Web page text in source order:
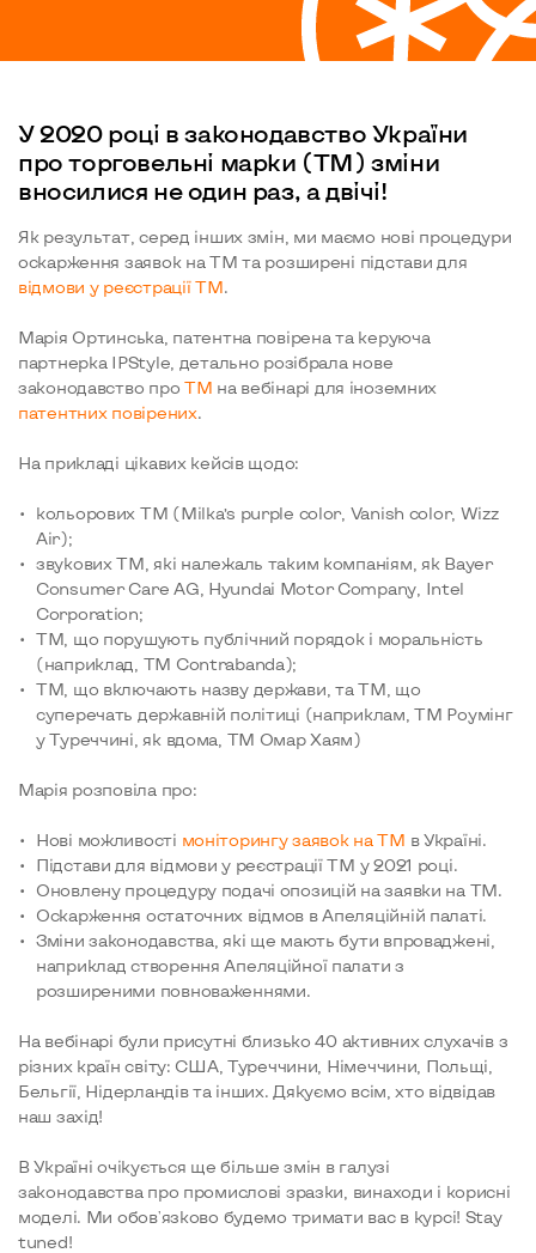
У 2020 році в законодавство України
про торговельні марки (ТМ) зміни
вносилися не один раз, а двічі!
Як результат, серед інших змін, ми маємо нові процедури
оскарження заявок на ТМ та розширені підстави для
відмови у реєстрації ТМ.
Марія Ортинська, патентна повірена та керуюча
партнерка IPStyle, детально розібрала нове
законодавство про ТМ на вебінарі для іноземних
патентних повірених.
На прикладі цікавих кейсів щодо:
кольорових ТМ (Milka’s purple color, Vanish color, Wizz
Air);
звукових ТМ, які належаль таким компаніям, як Bayer
Consumer Care AG, Hyundai Motor Company, Intel
Corporation;
ТМ, що порушують публічний порядок і моральність
(наприклад, ТМ Contrabanda);
ТМ, що включають назву держави, та ТМ, що
суперечать державній політиці (наприклам, ТМ Роумінг
у Туреччині, як вдома, ТМ Омар Хаям)
Марія розповіла про:
Нові можливості моніторингу заявок на ТМ в Україні.
Підстави для відмови у реєстрації ТМ у 2021 році.
Оновлену процедуру подачі опозицій на заявки на TM.
Оскарження остаточних відмов в Апеляційній палаті.
Зміни законодавства, які ще мають бути впроваджені,
наприклад створення Апеляційної палати з
розширеними повноваженнями.
На вебінарі були присутні близько 40 активних слухачів з
різних країн світу: США, Туреччини, Німеччини, Польщі,
Бельгії, Нідерландів та інших. Дякуємо всім, хто відвідав
наш захід!
В Україні очікується ще більше змін в галузі
законодавства про промислові зразки, винаходи і корисні
моделі. Ми обов'язково будемо тримати вас в курсі! Stay
tuned!